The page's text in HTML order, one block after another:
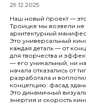
29.12.2025
Наш новый проект —
Троицке мы возвели не
архитектурный
Это универсальный
каждая деталь — от
для творчества и
— его уникальный, ни
начала отказались от
разработала и
концепцию: фасад
Это динамичный
энергия и скорость